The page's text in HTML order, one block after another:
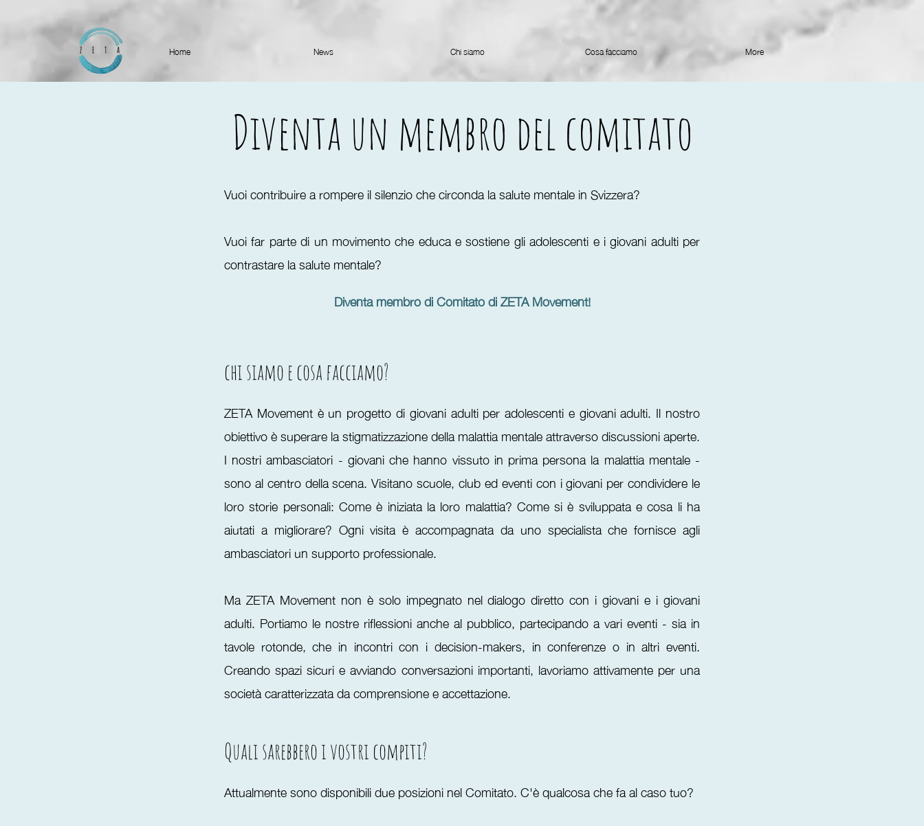
Home News Chi siamo Cosa facciamo More
Diventa un membro del comitato
Vuoi contribuire a rompere il silenzio che circonda la salute mentale in Svizzera?
Vuoi far parte di un movimento che educa e sostiene gli adolescenti e i giovani adulti per
contrastare la salute mentale?
Diventa membro di Comitato di ZETA Movement!
chi siamo e cosa facciamo?
ZETA Movement è un progetto di giovani adulti per adolescenti e giovani adulti. Il nostro
obiettivo è superare la stigmatizzazione della malattia mentale attraverso discussioni aperte.
I nostri ambasciatori - giovani che hanno vissuto in prima persona la malattia mentale -
sono al centro della scena. Visitano scuole, club ed eventi con i giovani per condividere le
loro storie personali: Come è iniziata la loro malattia? Come si è sviluppata e cosa li ha
aiutati a migliorare? Ogni visita è accompagnata da uno specialista che fornisce agli
ambasciatori un supporto professionale.
MaZETA Movement non è solo impegnato nel dialogo diretto con i giovani e i giovani
adulti. Portiamo le nostre riflessioni anche al pubblico, partecipando a vari eventi - sia in
tavole rotonde, che in incontri con i decision-makers, in conferenze o in altri eventi.
Creando spazi sicuri e avviando conversazioni importanti, lavoriamo attivamente per una
società caratterizzata da comprensione e accettazione.
Quali sarebbero i vostri compiti?
Attualmente sono disponibili due posizioni nel Comitato. C'è qualcosa che fa al caso tuo?